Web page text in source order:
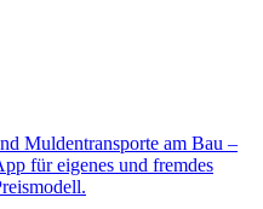
Muldentransporte am Bau –
für eigenes und fremdes